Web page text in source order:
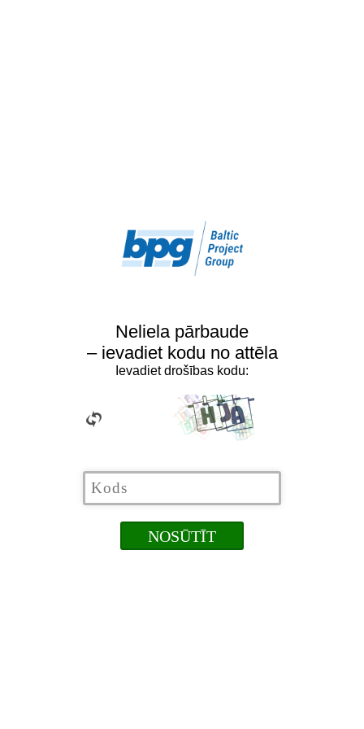
Neliela pārbaude
– ievadiet kodu no attēla
Ievadiet drošības kodu: